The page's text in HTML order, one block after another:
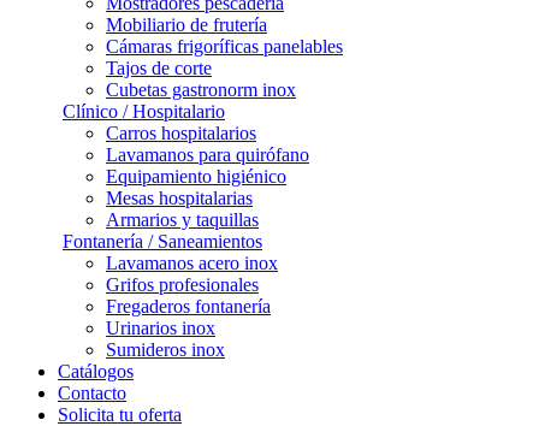
Mobiliario de frutería
Cámaras frigoríficas panelables
Tajos de corte
Cubetas gastronorm inox
Clínico / Hospitalario
Carros hospitalarios
Lavamanos para quirófano
Equipamiento higiénico
Mesas hospitalarias
Armarios y taquillas
Fontanería / Saneamientos
Lavamanos acero inox
Grifos profesionales
Fregaderos fontanería
Urinarios inox
Sumideros inox
Catálogos
Contacto
Solicita tu oferta